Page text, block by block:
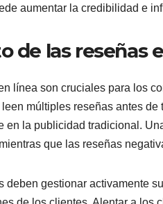
aumentar la credibilidad e
de las reseñas
línea son cruciales para los
múltiples reseñas antes
en la publicidad tradicional.
que las reseñas
deben gestionar activamente